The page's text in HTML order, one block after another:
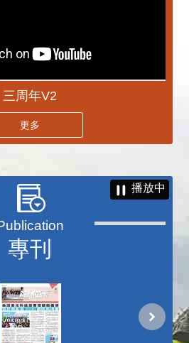
三周年V2
更多
專刊
播放中